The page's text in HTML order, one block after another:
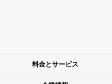
料金とサービス